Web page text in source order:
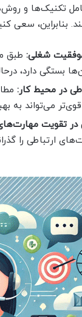
تکنیک‌ها و
بنابراین، سعی
شغلی:
تنها 15 درصد به
در محیط کار:
می‌تواند به
تقویت